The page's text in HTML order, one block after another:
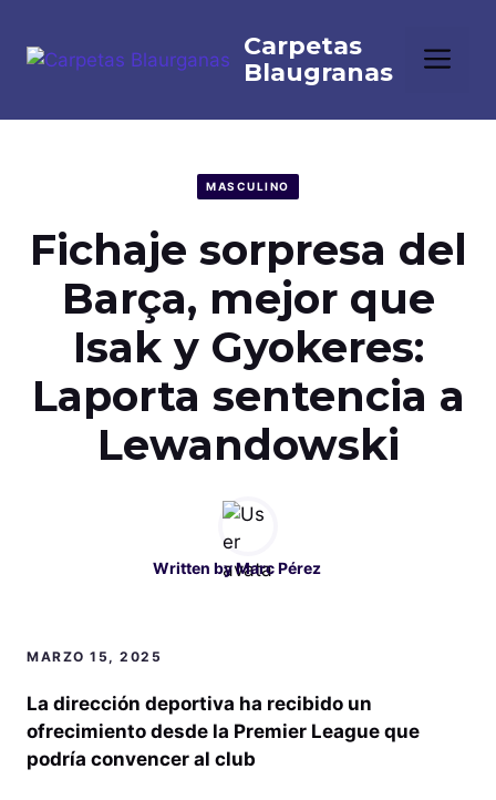
contenido
MASCULINO
Fichaje sorpresa del
Barça, mejor que
Isak y Gyokeres:
Laporta sentencia a
Lewandowski
Written byMarc Pérez
MARZO 15, 2025
La dirección deportiva ha recibido un
ofrecimiento desde la Premier League que
podría convencer al club